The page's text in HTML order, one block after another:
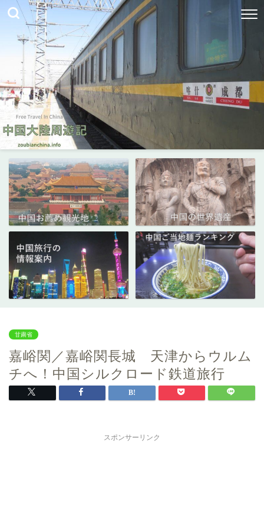
甘粛省
嘉峪関／嘉峪関長城 天津からウルム
チへ！中国シルクロード鉄道旅行
スポンサーリンク